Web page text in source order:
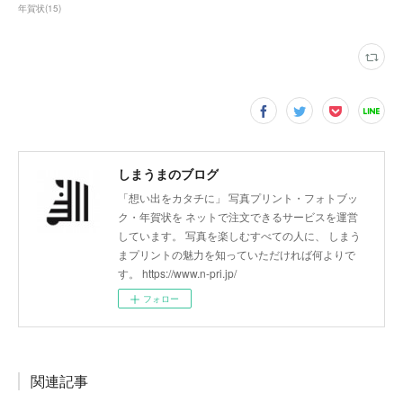
年賀状(15)
しまうまのブログ
「想い出をカタチに」 写真プリント・フォトブッ
ク・年賀状を ネットで注文できるサービスを運営
しています。 写真を楽しむすべての人に、 しまう
まプリントの魅力を知っていただければ何よりで
す。 https://www.n-pri.jp/
フォロー
関連記事